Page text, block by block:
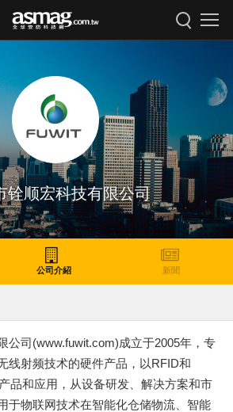
铨顺宏科技有限公司
公司介紹 新聞
公司(www.fuwit.com)成立于2005年，专
线射频技术的硬件产品，以RFID和
品和应用，从设备研发、解决方案和市
于物联网技术在智能化仓储物流、智能